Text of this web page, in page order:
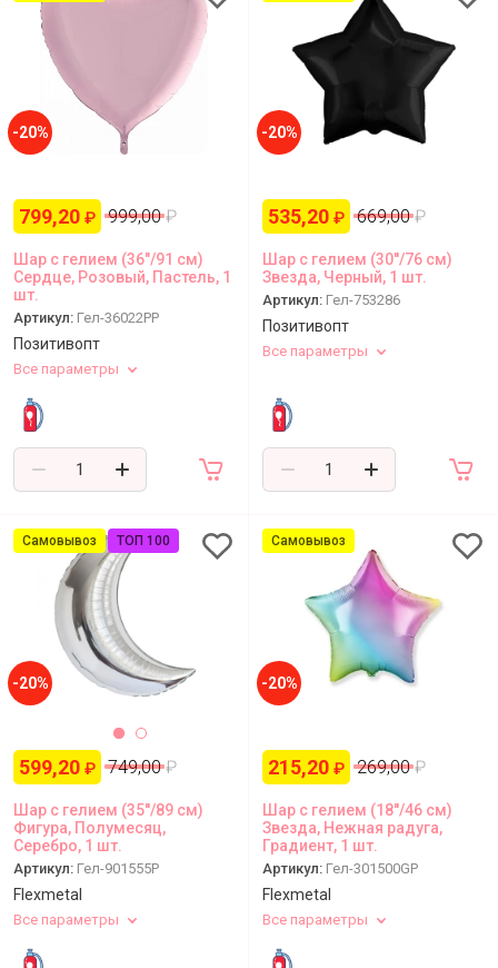
-20%
799,20 ₽ 999,00 ₽
Шар с гелием (36"/91 см)
Сердце, Розовый, Пастель, 1
шт.
Артикул: Гел-36022PP
Позитивопт
Все параметры
-20%
535,20 ₽ 669,00 ₽
Шар с гелием (30''/76 см)
Звезда, Черный, 1 шт.
Артикул: Гел-753286
Позитивопт
Все параметры
Самовывоз ТОП 100
-20%
599,20 ₽ 749,00 ₽
Шар с гелием (35''/89 см)
Фигура, Полумесяц,
Серебро, 1 шт.
Артикул: Гел-901555P
Flexmetal
Все параметры
Самовывоз
-20%
215,20 ₽ 269,00 ₽
Шар с гелием (18''/46 см)
Звезда, Нежная радуга,
Градиент, 1 шт.
Артикул: Гел-301500GP
Flexmetal
Все параметры